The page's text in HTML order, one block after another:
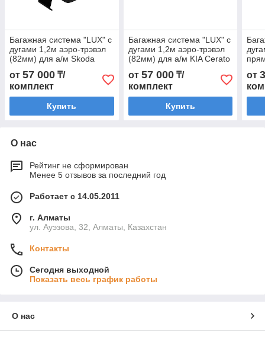
Багажная система "LUX" с
дугами 1,2м аэро-трэвэл
(82мм) для а/м Skoda
Rapid Liftback 2012-2017
г.в.
от 57 000 ₸/
комплект
Купить
Багажная система "LUX" с
дугами 1,2м аэро-трэвэл
(82мм) для а/м KIA Cerato
II Sedan 2009-2013 г.в.
от 57 000₸/
комплект
Купить
от
О нас
Рейтинг не сформирован
Менее 5 отзывов за последний год
Работает с 14.05.2011
г. Алматы
ул. Ауэзова, 32, Алматы, Казахстан
Контакты
Сегодня выходной
Показать весь график работы
О нас